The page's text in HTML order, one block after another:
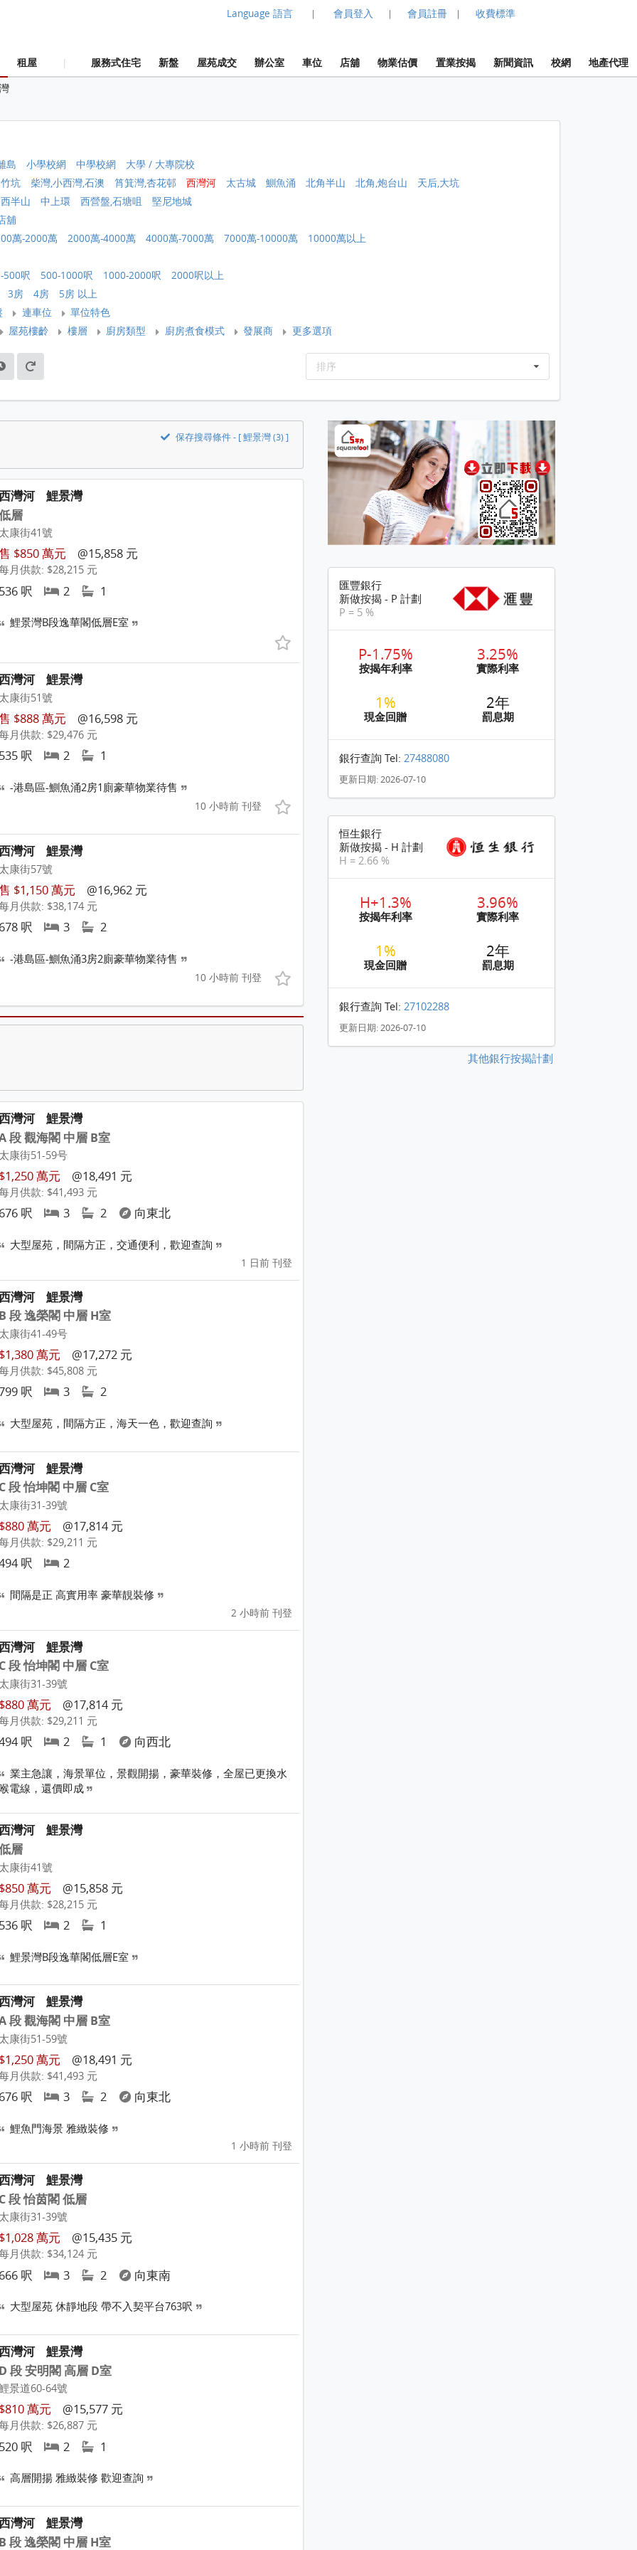
Language 語言 | 會員登入 | 會員註冊 | 收費標準
租屋 | 服務式住宅 新盤 屋苑成交 辦公室 車位 店舖 物業估價 置業按揭 新聞資訊 校網 地產代理
島 小學校網 中學校網
大學 / 大專院校
坑
柴灣,小西灣,石澳 筲箕灣,杏花邨 西灣河 太古城 鰂魚涌 北角半山 北角,炮台山
天后,大坑
半山
中上環 西營盤,石塘咀
堅尼地城
舖
萬-2000萬
2000萬-4000萬 4000萬-7000萬 7000萬-10000萬 10000萬以上
500呎 500-1000呎 1000-2000呎
2000呎以上
3房
4房
5房 以上
連車位
單位特色
屋苑樓齡
樓層 廚房類型 廚房煮食模式 發展商 更多選項
排序
保存搜尋條件 - [ 鯉景灣 (3) ]
灣河
鯉景灣
層
康街41號
$850 萬元 @15,858 元
月供款: $28,215 元
呎 2 1
鯉景灣B段逸華閣低層E室
灣河 鯉景灣
康街51號
$888 萬元 @16,598 元
月供款: $29,476 元
呎 2 1
-港島區-鰂魚涌2房1廁豪華物業待售
10 小時前 刊登
灣河 鯉景灣
康街57號
$1,150 萬元 @16,962 元
月供款: $38,174 元
呎 3 2
-港島區-鰂魚涌3房2廁豪華物業待售
10 小時前 刊登
灣河
鯉景灣
段 觀海閣 中層 B室
康街51-59号
萬元 @18,491 元
月供款: $41,493 元
呎 3 2 向東北
大型屋苑，間隔方正，交通便利，歡迎查詢
1 日前 刊登
灣河
鯉景灣
段 逸榮閣 中層 H室
康街41-49号
萬元 @17,272 元
月供款: $45,808 元
呎 3 2
大型屋苑，間隔方正，海天一色，歡迎查詢
灣河
鯉景灣
段 怡坤閣 中層 C室
康街31-39號
萬元 @17,814 元
月供款: $29,211 元
呎 2
間隔是正 高實用率 豪華靚裝修
2 小時前 刊登
灣河
鯉景灣
段 怡坤閣 中層 C室
康街31-39號
萬元 @17,814 元
月供款: $29,211 元
呎 2 1 向西北
業主急讓，海景單位，景觀開揚，豪華裝修，全屋已更換水
電線，還價即成
灣河
鯉景灣
層
康街41號
萬元 @15,858 元
月供款: $28,215 元
呎 2 1
鯉景灣B段逸華閣低層E室
灣河
鯉景灣
段 觀海閣 中層 B室
康街51-59號
萬元 @18,491 元
月供款: $41,493 元
呎 3 2 向東北
鯉魚門海景 雅緻裝修
1 小時前 刊登
灣河
鯉景灣
段 怡茵閣 低層
康街31-39號
萬元 @15,435 元
月供款: $34,124 元
呎 3 2 向東南
大型屋苑 休靜地段 帶不入契平台763呎
灣河
鯉景灣
段 安明閣 高層 D室
景道60-64號
萬元 @15,577 元
月供款: $26,887 元
呎 2 1
高層開揚 雅緻裝修 歡迎查詢
灣河
鯉景灣
段 逸榮閣 中層 H室
匯豐銀行
新做按揭 - P 計劃
P = 5 %
P-1.75%
按揭年利率
3.25%
實際利率
1%
現金回贈
2年
罰息期
銀行查詢 Tel:27488080
更新日期: 2026-07-10
恒生銀行
新做按揭 - H 計劃
H = 2.66 %
H+1.3%
按揭年利率
3.96%
實際利率
1%
現金回贈
2年
罰息期
銀行查詢 Tel:27102288
更新日期: 2026-07-10
其他銀行按揭計劃